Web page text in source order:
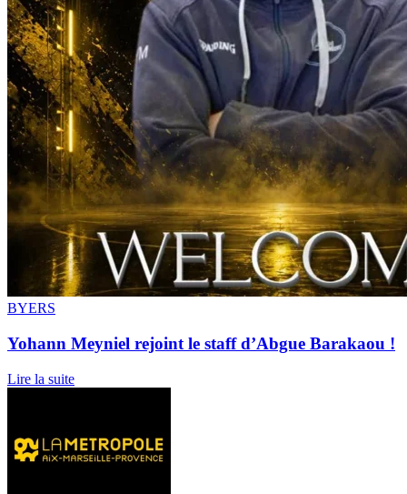
BYERS
Yohann Meyniel rejoint le staff d’Abgue Barakaou !
Lire la suite